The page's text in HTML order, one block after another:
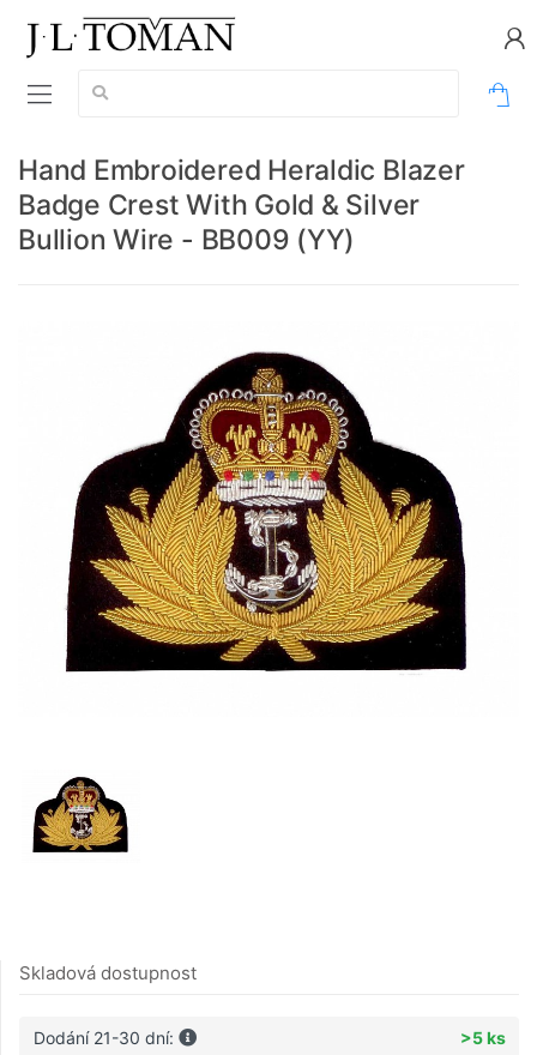
Vyhledávání:
Hand Embroidered Heraldic Blazer
Badge Crest With Gold & Silver
Bullion Wire - BB009 (YY)
Skladová dostupnost
Dodání 21-30 dní: >5 ks